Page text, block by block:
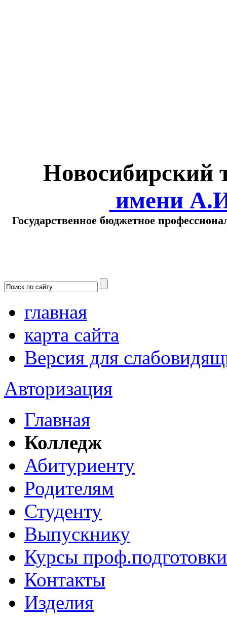
Новосибирский
имени
Государственное бюджетное
главная
карта сайта
Версия для
Авторизация
Главная
Колледж
Абитуриенту
Родителям
Студенту
Выпускнику
Курсы проф.подготовки
Контакты
Изделия